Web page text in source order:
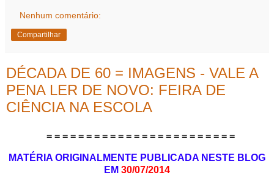
Nenhum comentário:
Compartilhar
DÉCADA DE 60 = IMAGENS - VALE A
PENA LER DE NOVO: FEIRA DE
CIÊNCIA NA ESCOLA
= = = = = = = = = = = = = = = = = = = = = = = =
MATÉRIA ORIGINALMENTE PUBLICADA NESTE BLOG
EM 30/07/2014